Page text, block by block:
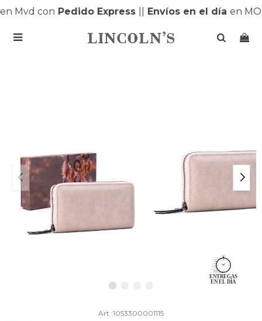
Mvd conPedido Express| Envíos en el díaen

1053300001115